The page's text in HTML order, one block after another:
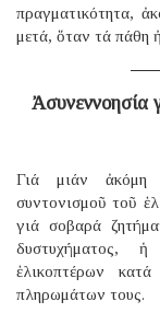
πραγματικότητα,
μετά, ὅταν τά πάθη
Ἀσυνεννοησία
Γιά μιάν ἀκόμη
συντονισμοῦ τοῦ
γιά σοβαρά
δυστυχήματος,
ἑλικοπτέρων
πληρωμάτων τους.